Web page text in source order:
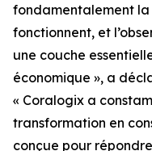
fondamentalement la
fonctionnent, et
une couche
économique », a
« Coralogix a
transformation en
conçue pour